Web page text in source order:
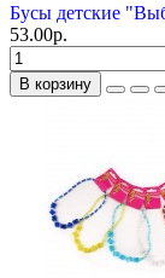
Бусы детские
53.00р.
В корзину